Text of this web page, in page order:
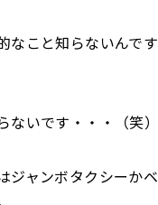
なこと知らないんで
いです・・・（笑）
ジャンボタクシーか